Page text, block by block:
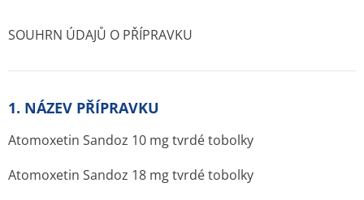
SOUHRN ÚDAJŮ O PŘÍPRAVKU
1. NÁZEV PŘÍPRAVKU
Atomoxetin Sandoz 10 mg tvrdé tobolky
Atomoxetin Sandoz 18 mg tvrdé tobolky